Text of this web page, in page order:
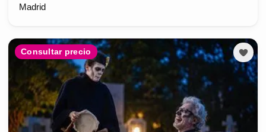
Madrid
Consultar precio